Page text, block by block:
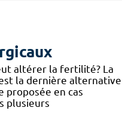
altérer la fertilité? La
la dernière alternative
proposée en cas
plusieurs